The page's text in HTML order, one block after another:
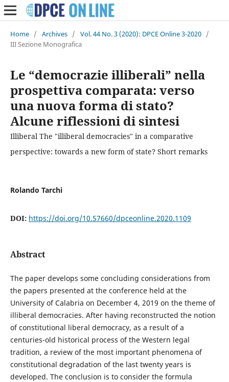
Home / Archives / Vol. 44 No. 3 (2020): DPCE Online 3-2020 /
III Sezione Monografica
Le “democrazie illiberali” nella
prospettiva comparata: verso
una nuova forma di stato?
Alcune riflessioni di sintesi
Illiberal The "illiberal democracies" in a comparative
perspective: towards a new form of state? Short remarks
Rolando Tarchi
DOI: https://doi.org/10.57660/dpceonline.2020.1109
Abstract
The paper develops some concluding considerations from
the papers presented at the conference held at the
University of Calabria on December 4, 2019 on the theme of
illiberal democracies. After having reconstructed the notion
of constitutional liberal democracy, as a result of a
centuries-old historical process of the Western legal
tradition, a review of the most important phenomena of
constitutional degradation of the last twenty years is
developed. The conclusion is to consider the formula